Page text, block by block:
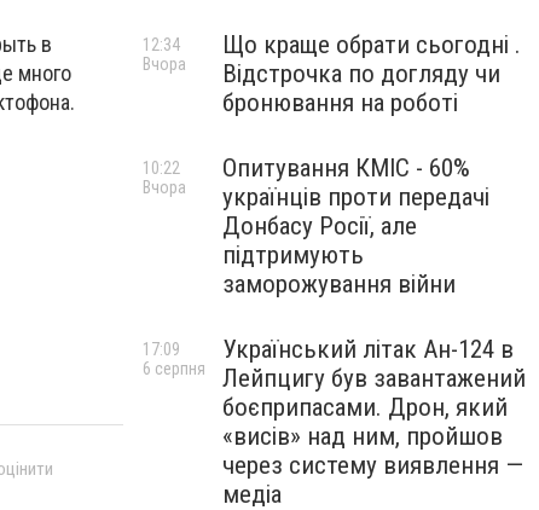
в
много
Що краще обрати сьогодні .
Відстрочка по догляду чи
бронювання на роботі
12:34
Вчора
Опитування КМІС - 60%
українців проти передачі
Донбасу Росії, але
підтримують
заморожування війни
10:22
Вчора
Український літак Ан-124 в
Лейпцигу був завантажений
боєприпасами. Дрон, який
«висів» над ним, пройшов
через систему виявлення —
медіа
17:09
6 серпня